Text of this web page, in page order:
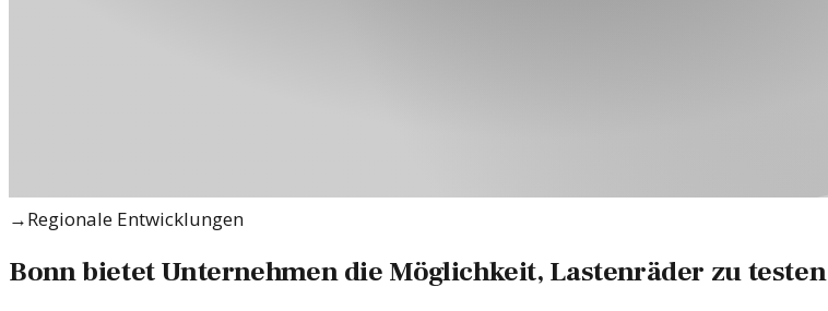
→Regionale Entwicklungen
Bonn bietet Unternehmen die Möglichkeit, Lastenräder zu testen